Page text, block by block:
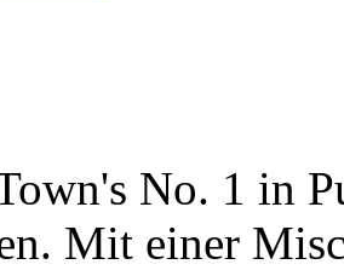
No. 1 in
Mit einer